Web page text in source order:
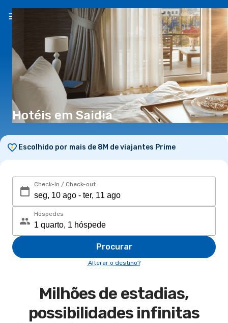
PT(€)
Hotéis em Saidia
Escolhido por mais de 8M de viajantes Prime
Check-in / Check-out
Hóspedes
Procurar
Alterar o destino?
Milhões de estadias,
possibilidades infinitas